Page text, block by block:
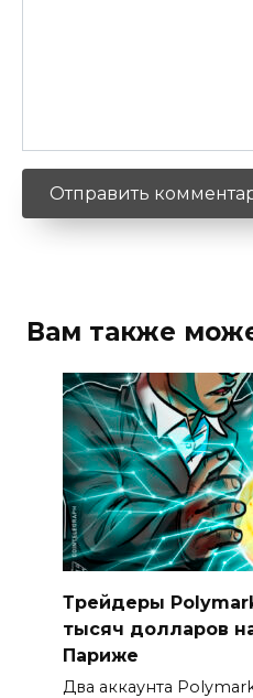
Вам также
Трейдеры
тысяч долларов
Париже
Два аккаунта